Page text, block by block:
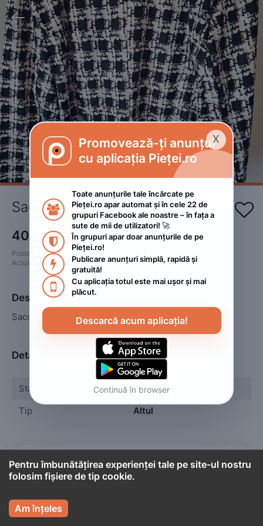
 
Sacou nou 
40 RON
Postat
2023. octombrie 30.
Actualizat
2023. octombrie 30.
Descriere
Sacou nou, mărime XXL
Detalii
Stare
Nou
Tip
Altul
 Cont titular
Persoană fizică
X
Promovează-ți anunțul
cu aplicația Pieței.ro

Toate anunțurile tale încărcate pe
Pieței.ro apar automat și în cele 22 de
grupuri Facebook ale noastre – în fața a
sute de mii de utilizatori! 🚀

În grupuri apar doar anunțurile de pe
Pieței.ro!

Publicare anunțuri simplă, rapidă și
gratuită!

Cu aplicația totul este mai ușor și mai
plăcut.
Descarcă acum aplicația!
Continuă în browser
Pentru îmbunătățirea experienței tale pe site-ul nostru
folosim fișiere de tip cookie.
Am înțeles